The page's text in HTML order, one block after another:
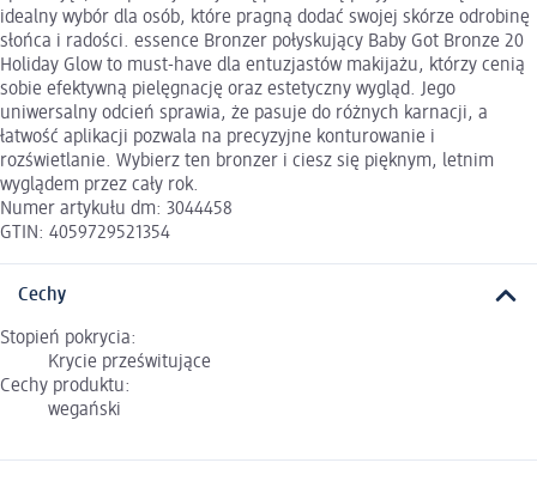
idealny wybór dla osób, które pragną dodać swojej skórze odrobinę
słońca i radości. essence Bronzer połyskujący Baby Got Bronze 20
Holiday Glow to must-have dla entuzjastów makijażu, którzy cenią
sobie efektywną pielęgnację oraz estetyczny wygląd. Jego
uniwersalny odcień sprawia, że pasuje do różnych karnacji, a
łatwość aplikacji pozwala na precyzyjne konturowanie i
rozświetlanie. Wybierz ten bronzer i ciesz się pięknym, letnim
wyglądem przez cały rok.
Numer artykułu dm: 3044458
GTIN: 4059729521354
Cechy
Stopień pokrycia:
Krycie prześwitujące
Cechy produktu:
wegański